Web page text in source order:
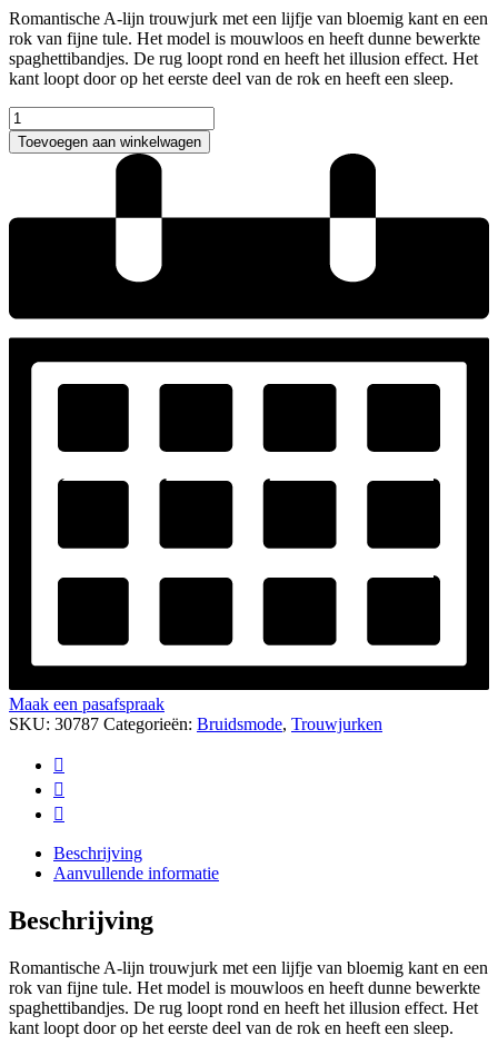
Romantische A-lijn trouwjurk met een lijfje van bloemig kant en een
rok van fijne tule. Het model is mouwloos en heeft dunne bewerkte
spaghettibandjes. De rug loopt rond en heeft het illusion effect. Het
kant loopt door op het eerste deel van de rok en heeft een sleep.
Ladybird
Oreta
trouwjurk
Toevoegen aan winkelwagen
Maak een pasafspraak
SKU: 30787 Categorieën: Bruidsmode, Trouwjurken
Beschrijving
Aanvullende informatie
Beschrijving
Romantische A-lijn trouwjurk met een lijfje van bloemig kant en een
rok van fijne tule. Het model is mouwloos en heeft dunne bewerkte
spaghettibandjes. De rug loopt rond en heeft het illusion effect. Het
kant loopt door op het eerste deel van de rok en heeft een sleep.